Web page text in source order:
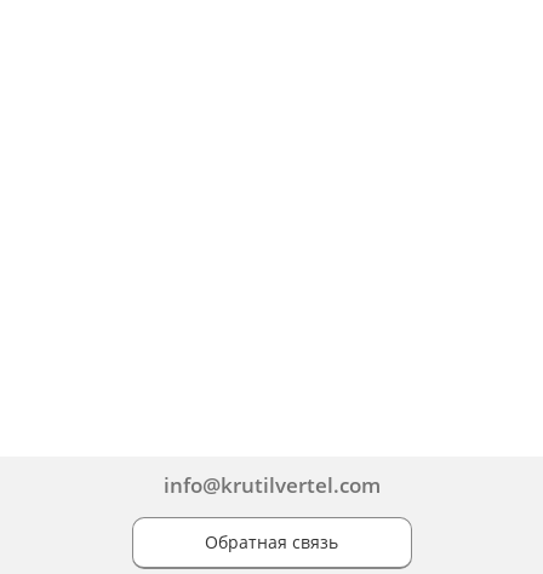
info@krutilvertel.com
Обратная связь